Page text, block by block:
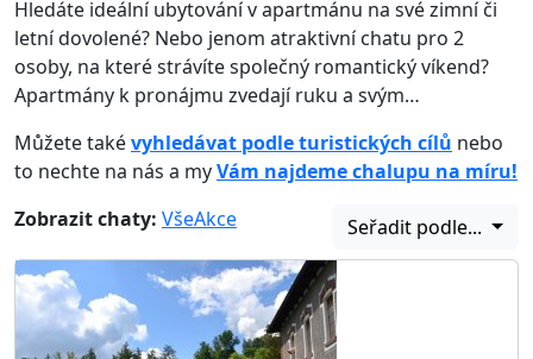
Hledáte ideální ubytování v apartmánu na své zimní či
letní dovolené? Nebo jenom atraktivní chatu pro 2
osoby, na které strávíte společný romantický víkend?
Apartmány k pronájmu zvedají ruku a svým…
Můžete takévyhledávat podle turistických cílů nebo
to nechte na nás a myVám najdeme chalupu na míru!
Zobrazit chaty: VšeAkce Seřadit podle...